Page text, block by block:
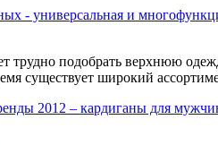
- универсальная и
трудно подобрать верхнюю
существует широкий
2012 – кардиганы для